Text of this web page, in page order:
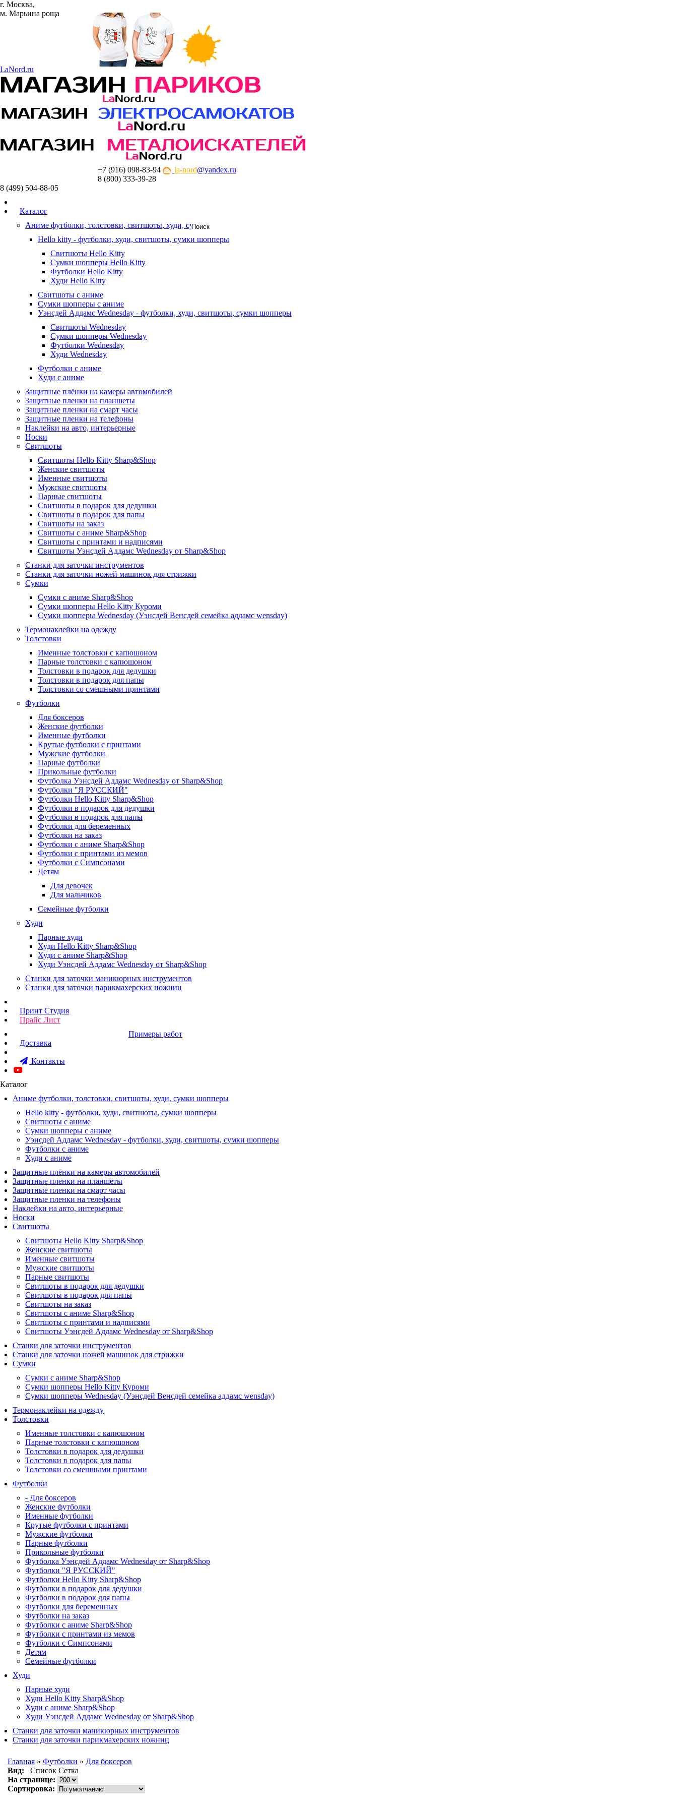
г. Москва,
м. Марьина роща
LaNord.ru
+7 (916) 098-83-94 la-nord@yandex.ru
8 (800) 333-39-28
8 (499) 504-88-05
Каталог
Аниме футболки, толстовки, свитшоты, худи, сумки шопперы
Hello kitty - футболки, худи, свитшоты, сумки шопперы
Свитшоты Hello Kitty
Сумки шопперы Hello Kitty
Футболки Hello Kitty
Худи Hello Kitty
Свитшоты с аниме
Сумки шопперы с аниме
Уэнсдей Аддамс Wednesday - футболки, худи, свитшоты, сумки шопперы
Свитшоты Wednesday
Сумки шопперы Wednesday
Футболки Wednesday
Худи Wednesday
Футболки с аниме
Худи с аниме
Защитные плёнки на камеры автомобилей
Защитные пленки на планшеты
Защитные пленки на смарт часы
Защитные пленки на телефоны
Наклейки на авто, интерьерные
Носки
Свитшоты
Cвитшоты Hello Kitty Sharp&Shop
Женские свитшоты
Именные свитшоты
Мужские свитшоты
Парные свитшоты
Свитшоты в подарок для дедушки
Свитшоты в подарок для папы
Свитшоты на заказ
Свитшоты с аниме Sharp&Shop
Свитшоты с принтами и надписями
Свитшоты Уэнсдей Аддамс Wednesday от Sharp&Shop
Станки для заточки инструментов
Станки для заточки ножей машинок для стрижки
Сумки
Сумки с аниме Sharp&Shop
Сумки шопперы Hello Kitty Куроми
Сумки шопперы Wednesday (Уэнсдей Венсдей семейка аддамс wensday)
Термонаклейки на одежду
Толстовки
Именные толстовки с капюшоном
Парные толстовки с капюшоном
Толстовки в подарок для дедушки
Толстовки в подарок для папы
Толстовки со смешными принтами
Футболки
Для боксеров
Женские футболки
Именные футболки
Крутые футболки с принтами
Мужские футболки
Парные футболки
Прикольные футболки
Футболка Уэнсдей Аддамс Wednesday от Sharp&Shop
Футболки "Я РУССКИЙ"
Футболки Hello Kitty Sharp&Shop
Футболки в подарок для дедушки
Футболки в подарок для папы
Футболки для беременных
Футболки на заказ
Футболки с аниме Sharp&Shop
Футболки с принтами из мемов
Футболки с Симпсонами
Детям
Для девочек
Для мальчиков
Семейные футболки
Худи
Парные худи
Худи Hello Kitty Sharp&Shop
Худи с аниме Sharp&Shop
Худи Уэнсдей Аддамс Wednesday от Sharp&Shop
Станки для заточки маникюрных инструментов
Станки для заточки парикмахерских ножниц
Принт Студия
Прайс Лист
Примеры работ
Доставка
Контакты
Каталог
Аниме футболки, толстовки, свитшоты, худи, сумки шопперы
Hello kitty - футболки, худи, свитшоты, сумки шопперы
Свитшоты с аниме
Сумки шопперы с аниме
Уэнсдей Аддамс Wednesday - футболки, худи, свитшоты, сумки шопперы
Футболки с аниме
Худи с аниме
Защитные плёнки на камеры автомобилей
Защитные пленки на планшеты
Защитные пленки на смарт часы
Защитные пленки на телефоны
Наклейки на авто, интерьерные
Носки
Свитшоты
Cвитшоты Hello Kitty Sharp&Shop
Женские свитшоты
Именные свитшоты
Мужские свитшоты
Парные свитшоты
Свитшоты в подарок для дедушки
Свитшоты в подарок для папы
Свитшоты на заказ
Свитшоты с аниме Sharp&Shop
Свитшоты с принтами и надписями
Свитшоты Уэнсдей Аддамс Wednesday от Sharp&Shop
Станки для заточки инструментов
Станки для заточки ножей машинок для стрижки
Сумки
Сумки с аниме Sharp&Shop
Сумки шопперы Hello Kitty Куроми
Сумки шопперы Wednesday (Уэнсдей Венсдей семейка аддамс wensday)
Термонаклейки на одежду
Толстовки
Именные толстовки с капюшоном
Парные толстовки с капюшоном
Толстовки в подарок для дедушки
Толстовки в подарок для папы
Толстовки со смешными принтами
Футболки
- Для боксеров
Женские футболки
Именные футболки
Крутые футболки с принтами
Мужские футболки
Парные футболки
Прикольные футболки
Футболка Уэнсдей Аддамс Wednesday от Sharp&Shop
Футболки "Я РУССКИЙ"
Футболки Hello Kitty Sharp&Shop
Футболки в подарок для дедушки
Футболки в подарок для папы
Футболки для беременных
Футболки на заказ
Футболки с аниме Sharp&Shop
Футболки с принтами из мемов
Футболки с Симпсонами
Детям
Семейные футболки
Худи
Парные худи
Худи Hello Kitty Sharp&Shop
Худи с аниме Sharp&Shop
Худи Уэнсдей Аддамс Wednesday от Sharp&Shop
Станки для заточки маникюрных инструментов
Станки для заточки парикмахерских ножниц
Главная » Футболки » Для боксеров
Вид:
Список Сетка
На странице:
Сортировка: